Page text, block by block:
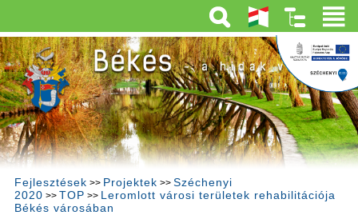
Fejlesztések >> Projektek >> Széchenyi
2020 >> TOP >> Leromlott városi területek rehabilitációja
Békés városában